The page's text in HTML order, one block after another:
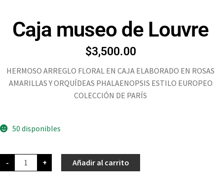
Caja museo de Louvre
$3,500.00
HERMOSO ARREGLO FLORAL EN CAJA ELABORADO EN ROSAS
AMARILLAS Y ORQUÍDEAS PHALAENOPSIS ESTILO EUROPEO
COLECCIÓN DE PARÍS
50 disponibles
- + Añadir al carrito